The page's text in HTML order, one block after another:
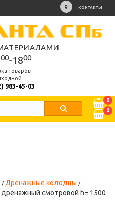
КОНТАКТЫ
00-1800
товаров
983-45-03
0
0
Дренажные колодцы
смотровой h= 1500